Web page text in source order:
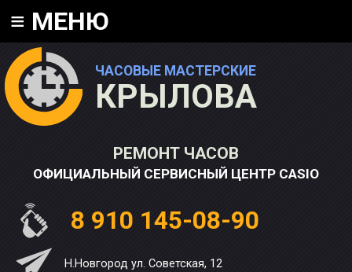
ЧАСОВЫЕ МАСТЕРСКИЕ
КРЫЛОВА
РЕМОНТ ЧАСОВ
ОФИЦИАЛЬНЫЙ СЕРВИСНЫЙ ЦЕНТР CASIO
8 910 145-08-90
Н.Новгород ул. Советская, 12
≡ МЕНЮ